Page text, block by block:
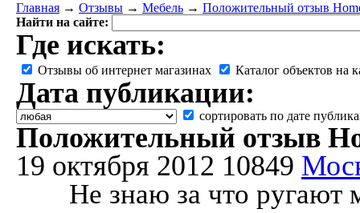
Главная → Отзывы → Мебель → Положительный отзыв
Найти на сайте:
Где искать:
Отзывы об интернет магазинах Каталог объектов на
Дата публикации:
сортировать по дате
Положительный отзыв
19 октября 2012 10849
Не знаю за что ругают